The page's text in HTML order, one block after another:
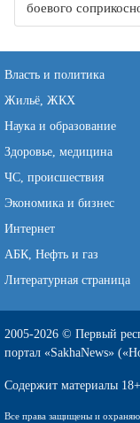
боевого
Власть и политика
Жильё, ЖКХ
Наука и образование
Здоровье, медицина
ЧС, происшествия
Экономика и бизнес
Интернет
АБК, Нефть и газ
Литературная страница
2005-2026 © Первый
портал «SakhaNews»
Содержит материалы 18+
Все права защищены и